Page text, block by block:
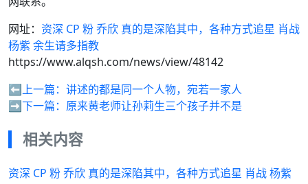
网址： 资深 CP 粉 乔欣 真的是深陷其中，各种方式追星 肖战
杨紫 余生请多指教
https://www.alqsh.com/news/view/48142
⬅️上一篇： 讲述的都是同一个人物，宛若一家人
➡️下一篇： 原来黄老师让孙莉生三个孩子并不是
相关内容
资深 CP 粉 乔欣 真的是深陷其中，各种方式追星 肖战 杨紫